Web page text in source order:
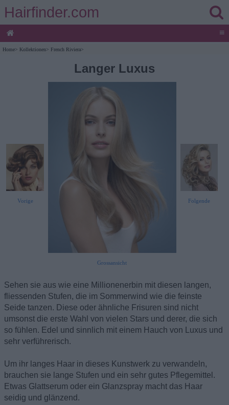
Hairfinder.com
≡
Home> Kollektionen> French Riviera>
Langer Luxus
Vorige
Grossansicht
Folgende
Sehen sie aus wie eine Millionenerbin mit diesen langen,
fliessenden Stufen, die im Sommerwind wie die feinste
Seide tanzen. Diese oder ähnliche Frisuren sind nicht
umsonst die erste Wahl von vielen Stars und derer, die sich
so fühlen. Edel und sinnlich mit einem Hauch von Luxus und
sehr verführerisch.
Um ihr langes Haar in dieses Kunstwerk zu verwandeln,
brauchen sie lange Stufen und ein sehr gutes Pflegemittel.
Etwas Glattserum oder ein Glanzspray macht das Haar
seidig und glänzend.